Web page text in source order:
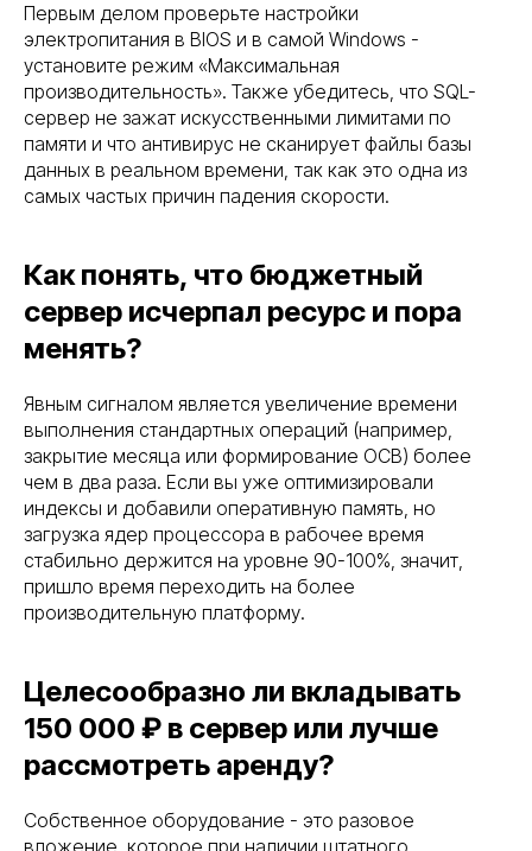
Первым делом проверьте настройки
электропитания в BIOS и в самой Windows -
установите режим «Максимальная
производительность». Также убедитесь, что SQL-
сервер не зажат искусственными лимитами по
памяти и что антивирус не сканирует файлы базы
данных в реальном времени, так как это одна из
самых частых причин падения скорости.
Как понять, что бюджетный
сервер исчерпал ресурс и пора
менять?
Явным сигналом является увеличение времени
выполнения стандартных операций (например,
закрытие месяца или формирование ОСВ) более
чем в два раза. Если вы уже оптимизировали
индексы и добавили оперативную память, но
загрузка ядер процессора в рабочее время
стабильно держится на уровне 90-100%, значит,
пришло время переходить на более
производительную платформу.
Целесообразно ли вкладывать
150 000 ₽ в сервер или лучше
рассмотреть аренду?
Собственное оборудование - это разовое